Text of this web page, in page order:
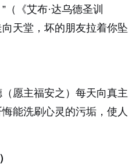
”（《艾布·达乌德圣训
天堂，坏的朋友拉着你坠
愿主福安之）每天向真主
能洗刷心灵的污垢，使人